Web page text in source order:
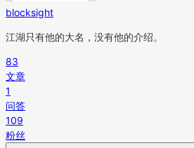
blocksight
江湖只有他的大名，没有他的介绍。
83
文章
1
问答
109
粉丝